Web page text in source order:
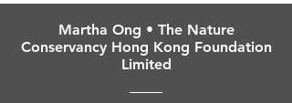
Martha Ong • The Nature
Conservancy Hong Kong Foundation
Limited